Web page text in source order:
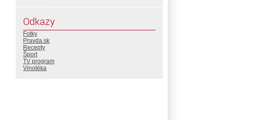
Odkazy
Fotky
Pravda.sk
Recepty
Šport
TV program
Vinotéka